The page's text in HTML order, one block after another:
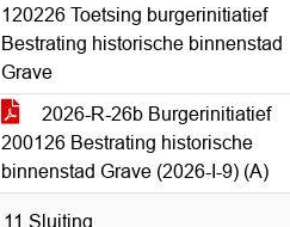
120226 Toetsing burgerinitiatief
Bestrating historische binnenstad
Grave
2026-R-26b Burgerinitiatief
200126 Bestrating historische
binnenstad Grave (2026-I-9) (A)
11 Sluiting